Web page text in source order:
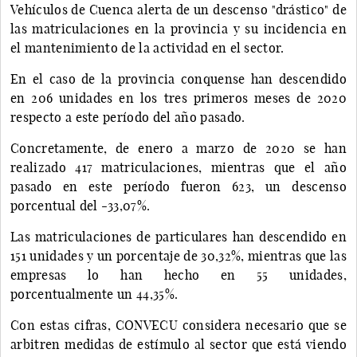
Vehículos de Cuenca alerta de un descenso "drástico" de
las matriculaciones en la provincia y su incidencia en
el mantenimiento de la actividad en el sector.
En el caso de la provincia conquense han descendido
en 206 unidades en los tres primeros meses de 2020
respecto a este período del año pasado.
Concretamente, de enero a marzo de 2020 se han
realizado 417 matriculaciones, mientras que el año
pasado en este período fueron 623, un descenso
porcentual del -33,07%.
Las matriculaciones de particulares han descendido en
151 unidades y un porcentaje de 30,32%, mientras que las
empresas lo han hecho en 55 unidades,
porcentualmente un 44,35%.
Con estas cifras, CONVECU considera necesario que se
arbitren medidas de estímulo al sector que está viendo